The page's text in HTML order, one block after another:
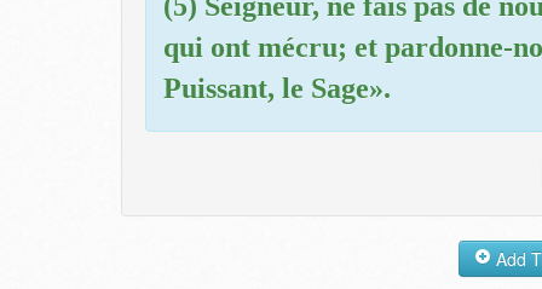
qui ont mécru; et pardonne-
Puissant, le Sage».